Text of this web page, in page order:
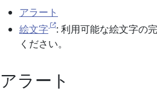
アラート
絵文字
: 利用可能な絵文字の
ください。
アラート